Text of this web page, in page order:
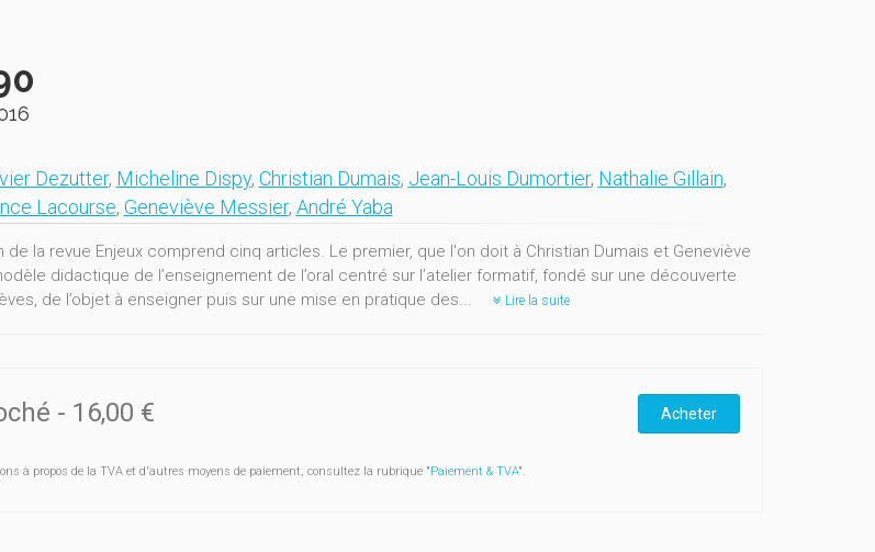
Dezutter, Micheline Dispy, Christian Dumais, Jean-Louis Dumortier, Nathalie Gillain,
Lacourse, Geneviève Messier, André Yaba
de la revue Enjeux comprend cinq articles. Le premier, que l'on doit à Christian Dumais et Geneviève
didactique de l’enseignement de l’oral centré sur l’atelier formatif, fondé sur une découverte
de l’objet à enseigner puis sur une mise en pratique des...
Lire la suite
- 16,00 € Acheter
à propos de la TVA et d'autres moyens de paiement, consultez la rubrique "Paiement & TVA".